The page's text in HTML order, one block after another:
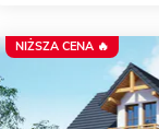
NIŻSZA CENA 🔥